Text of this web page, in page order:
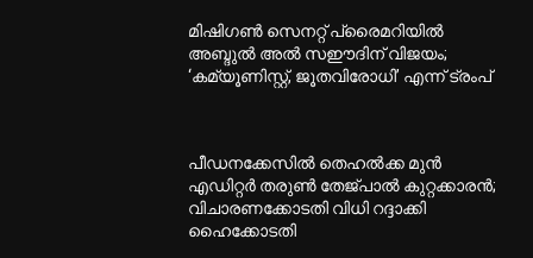
മിഷിഗൺ സെനറ്റ് പ്രൈമറിയിൽ
അബ്ദുൽ അൽ സഈദിന് വിജയം;
‘കമ്യൂണിസ്റ്റ്, ജൂതവിരോധി’ എന്ന് ട്രംപ്
പീഡനക്കേസിൽ തെഹൽക്ക മുൻ
എഡിറ്റർ തരുൺ തേജ്പാൽ കുറ്റക്കാരൻ;
വിചാരണക്കോടതി വിധി റദ്ദാക്കി
ഹൈക്കോടതി